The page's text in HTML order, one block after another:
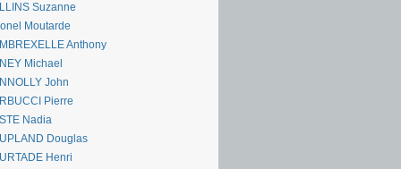
Suzanne
Moutarde
Anthony
Michael
John
Pierre
Nadia
Douglas
Henri